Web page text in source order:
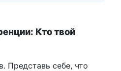
Кто твой
Представь себе, что